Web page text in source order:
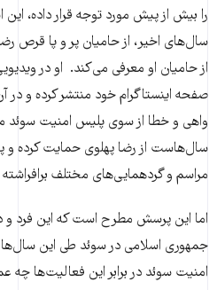
را بیش از پیش مورد توجه قرار داده،
سال‌های اخیر، از حامیان پر و پا قرص
از حامیان او معرفی می‌کند. او در
صفحه اینستاگرام خود منتشر کرده و در
واهی و خطا از سوی پلیس امنیت سوئد
سال‌هاست از رضا پهلوی حمایت کرده و
مراسم و گردهمایی‌های مختلف
اما این پرسش مطرح است که این فرد و
جمهوری اسلامی در سوئد طی این
امنیت سوئد در برابر این فعالیت‌ها